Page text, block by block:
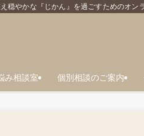
穏やかな『じかん』を過ごすためのオン
み相談室 個別相談のご案内